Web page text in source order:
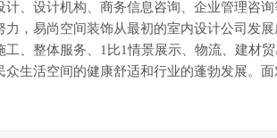
、设计机构、商务信息咨询、企业管理咨
，易尚空间装饰从最初的室内设计公司发展
、整体服务、1比1情景展示、物流、建材
生活空间的健康舒适和行业的蓬勃发展。